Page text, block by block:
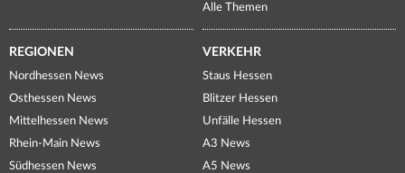
Alle Themen
REGIONEN
Nordhessen News
Osthessen News
Mittelhessen News
Rhein-Main News
Südhessen News
VERKEHR
Staus Hessen
Blitzer Hessen
Unfälle Hessen
A3 News
A5 News